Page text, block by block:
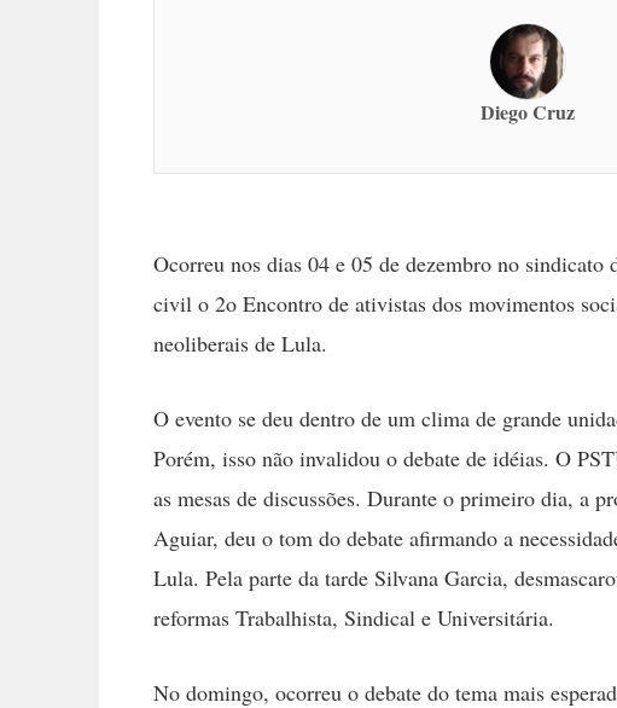
Diego Cruz
Ocorreu nos dias 04 e 05 de dezembro no sindicato
civil o 2o Encontro de ativistas dos movimentos
neoliberais de Lula.
O evento se deu dentro de um clima de grande
Porém, isso não invalidou o debate de idéias. O
as mesas de discussões. Durante o primeiro dia, a
Aguiar, deu o tom do debate afirmando a
Lula. Pela parte da tarde Silvana Garcia,
reformas Trabalhista, Sindical e Universitária.
No domingo, ocorreu o debate do tema mais